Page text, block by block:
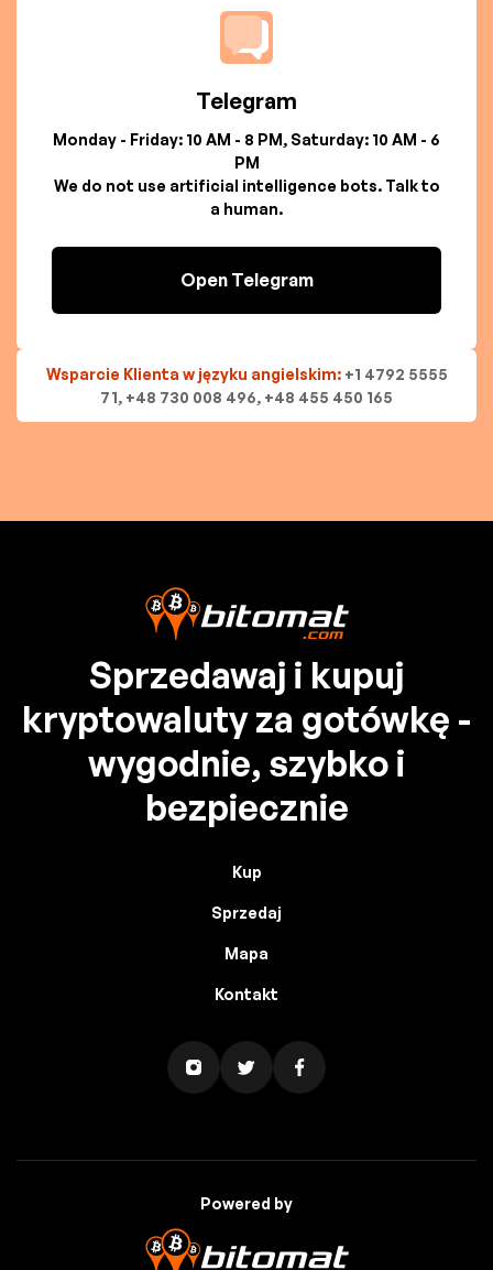
Telegram
Monday - Friday: 10 AM - 8 PM, Saturday: 10 AM - 6
PM
We do not use artificial intelligence bots. Talk to
a human.
Open Telegram
Wsparcie Klienta w języku angielskim: +1 4792 5555
71, +48 730 008 496, +48 455 450 165
Sprzedawaj i kupuj
kryptowaluty za gotówkę -
wygodnie, szybko i
bezpiecznie
Kup
Sprzedaj
Mapa
Kontakt
Powered by